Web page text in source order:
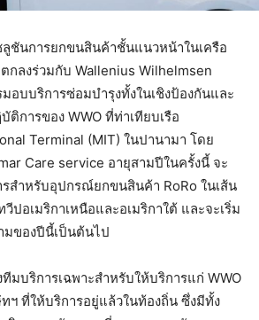
ลูชันการยกขนสินค้าชั้นแนวหน้าในเครือ
กลงร่วมกับ Wallenius Wilhelmsen
มอบบริการซ่อมบำรุงทั้งในเชิงป้องกันและ
การของ WWO ที่ท่าเทียบเรือ
Terminal (MIT) ในปานามา โดย
Care service อายุสามปีในครั้งนี้ จะ
สำหรับอุปกรณ์ยกขนสินค้า RoRo ในเส้น
ปอเมริกาเหนือและอเมริกาใต้ และจะเริ่ม
ของปีนี้เป็นต้นไป
มบริการเฉพาะสำหรับให้บริการแก่ WWO
ฯ ที่ให้บริการอยู่แล้วในท้องถิ่น ซึ่งมีทั้ง